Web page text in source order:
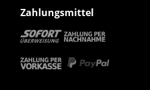
Zahlungsmittel